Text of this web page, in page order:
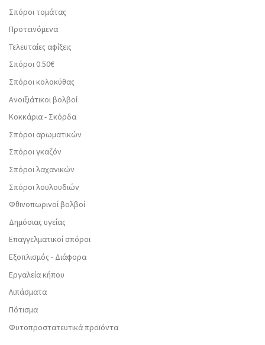
Σπόροι τομάτας
Προτεινόμενα
Τελευταίες αφίξεις
Σπόροι 0.50€
Σπόροι κολοκύθας
Ανοιξιάτικοι βολβοί
Κοκκάρια - Σκόρδα
Σπόροι αρωματικών
Σπόροι γκαζόν
Σπόροι λαχανικών
Σπόροι λουλουδιών
Φθινοπωρινοί βολβοί
Δημόσιας υγείας
Επαγγελματικοί σπόροι
Εξοπλισμός - Διάφορα
Εργαλεία κήπου
Λιπάσματα
Πότισμα
Φυτοπροστατευτικά προϊόντα